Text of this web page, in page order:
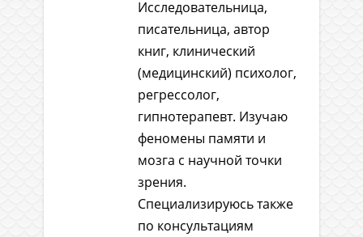
Исследовательница,
писательница, автор
книг, клинический
(медицинский) психолог,
регрессолог,
гипнотерапевт. Изучаю
феномены памяти и
мозга с научной точки
зрения.
Специализируюсь также
по консультациям